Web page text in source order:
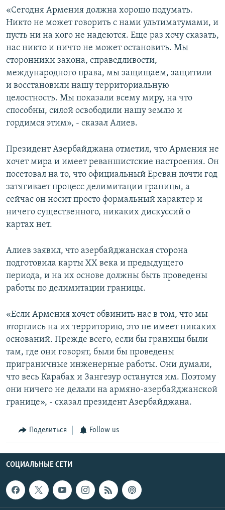
«Сегодня Армения должна хорошо подумать.
Никто не может говорить с нами ультиматумами, и
пусть ни на кого не надеются. Еще раз хочу сказать,
нас никто и ничто не может остановить. Мы
сторонники закона, справедливости,
международного права, мы защищаем, защитили
и восстановили нашу территориальную
целостность. Мы показали всему миру, на что
способны, силой освободили нашу землю и
гордимся этим», - сказал Алиев.
Президент Азербайджана отметил, что Армения не
хочет мира и имеет реваншистские настроения. Он
посетовал на то, что официальный Ереван почти год
затягивает процесс делимитации границы, а
сейчас он носит просто формальный характер и
ничего существенного, никаких дискуссий о
картах нет.
Алиев заявил, что азербайджанская сторона
подготовила карты ХХ века и предыдущего
периода, и на их основе должны быть проведены
работы по делимитации границы.
«Если Армения хочет обвинить нас в том, что мы
вторглись на их территорию, это не имеет никаких
оснований. Прежде всего, если бы границы были
там, где они говорят, были бы проведены
приграничные инженерные работы. Они думали,
что весь Карабах и Зангезур останутся им. Поэтому
они ничего не делали на армяно-азербайджанской
границе», - сказал президент Азербайджана.
Поделиться Follow us
СОЦИАЛЬНЫЕ СЕТИ